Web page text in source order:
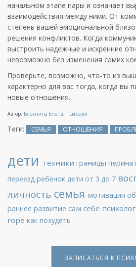
начальном этапе пары и означает
взаимодействия между ними. От
степень вашей эмоциональной
решения конфликтов. Когда
выстроить надежные и искренние
невозможно без изменения самих
Проверьте, возможно, что-то из
характерно для вас тогда, когда вы
новые отношения.
Автор: Блохнина Елена, психолог
Теги: СЕМЬЯ ОТНОШЕНИЯ
дети техники границы
переезд ребенок дети от 3 до 7
личность семья мотивация
раннее развитие сам себе психолог
горе как похудеть
ЗАПИСАТЬСЯ К